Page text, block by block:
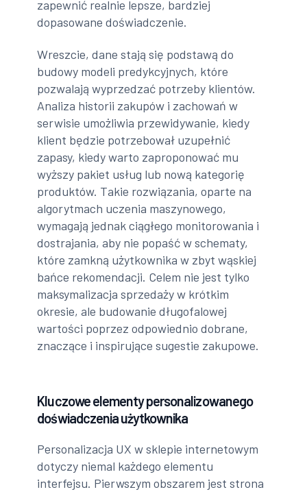
zapewnić realnie lepsze, bardziej
dopasowane doświadczenie.
Wreszcie, dane stają się podstawą do
budowy modeli predykcyjnych, które
pozwalają wyprzedzać potrzeby klientów.
Analiza historii zakupów i zachowań w
serwisie umożliwia przewidywanie, kiedy
klient będzie potrzebował uzupełnić
zapasy, kiedy warto zaproponować mu
wyższy pakiet usług lub nową kategorię
produktów. Takie rozwiązania, oparte na
algorytmach uczenia maszynowego,
wymagają jednak ciągłego monitorowania i
dostrajania, aby nie popaść w schematy,
które zamkną użytkownika w zbyt wąskiej
bańce rekomendacji. Celem nie jest tylko
maksymalizacja sprzedaży w krótkim
okresie, ale budowanie długofalowej
wartości poprzez odpowiednio dobrane,
znaczące i inspirujące sugestie zakupowe.
Kluczowe elementy personalizowanego
doświadczenia użytkownika
Personalizacja UX w sklepie internetowym
dotyczy niemal każdego elementu
interfejsu. Pierwszym obszarem jest strona